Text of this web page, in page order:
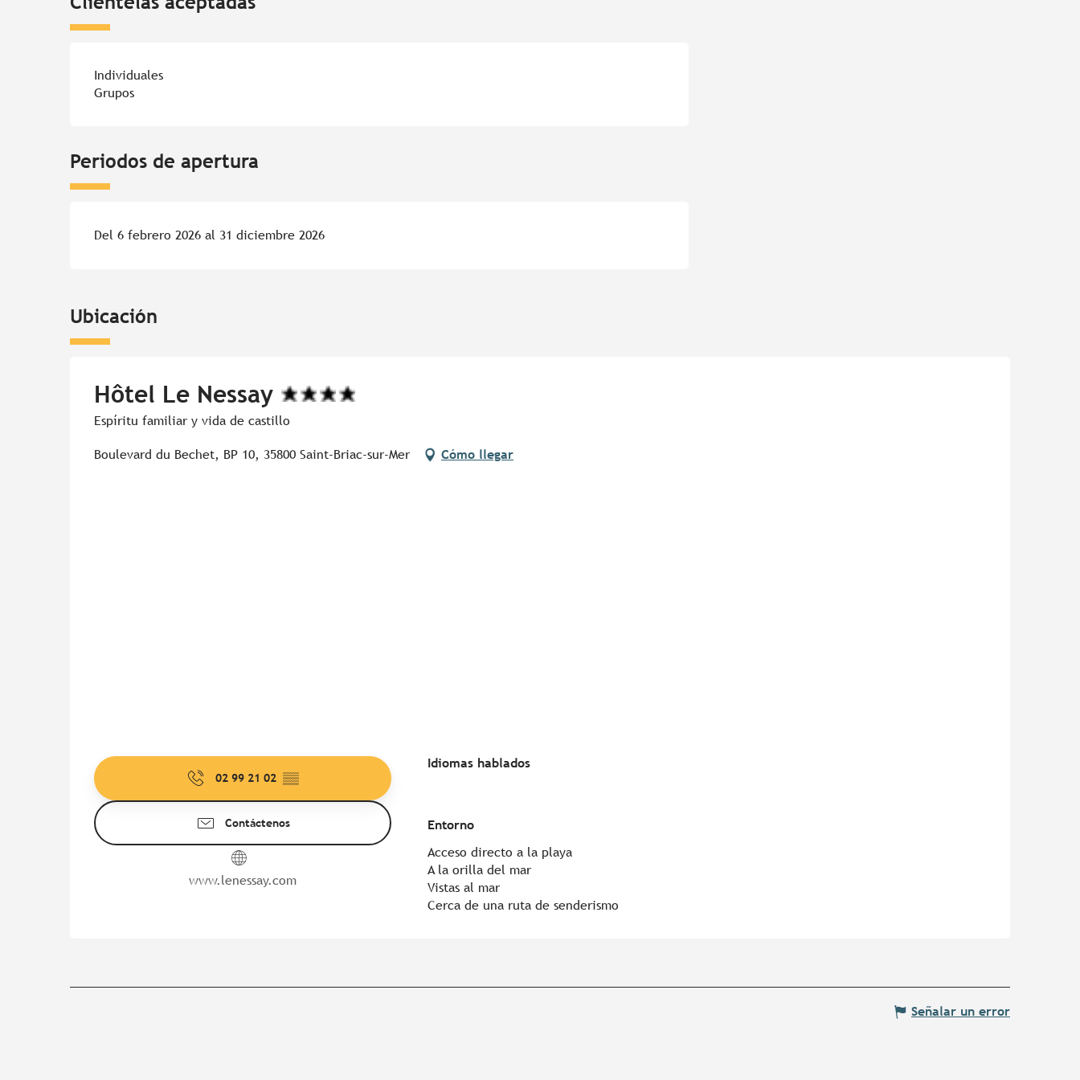
Individuales
Grupos
Periodos de apertura
Del 6 febrero 2026 al 31 diciembre 2026
Ubicación
Hôtel Le Nessay
Espíritu familiar y vida de castillo
Boulevard du Bechet, BP 10, 35800 Saint-Briac-sur-Mer Cómo llegar
02 99 21 02 ▒▒
Contáctenos
www.lenessay.com
Idiomas hablados
Idiomas hablados
Entorno
Entorno
Acceso directo a la playa
A la orilla del mar
Vistas al mar
Cerca de una ruta de senderismo
Señalar un error